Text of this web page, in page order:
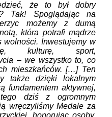
że to był dobry
Tak! Spoglądając na
możemy z dumą
która potrafi mądrze
wolności. Inwestujemy w
kulturę, sport,
– we wszystko to, co
mieszkańców. […] Ten
także dzięki lokalnym
fundamentem aktywnej,
dziś z ogromnym
wręczyliśmy Medale za